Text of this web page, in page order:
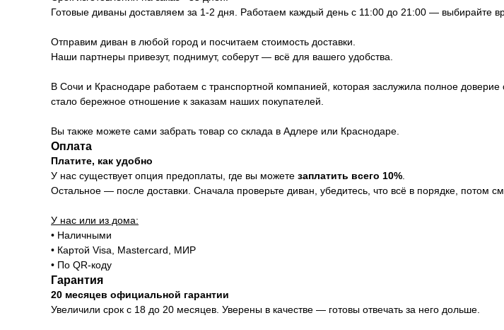
Готовые диваны доставляем за 1-2 дня. Работаем каждый день с 11:00 до 21:00 — выбирайте
Отправим диван в любой город и посчитаем стоимость доставки.
Наши партнеры привезут, поднимут, соберут — всё для вашего удобства.
В Сочи и Краснодаре работаем с транспортной компанией, которая заслужила полное
стало бережное отношение к заказам наших покупателей.
Вы также можете сами забрать товар со склада в Адлере или Краснодаре.
Оплата
Платите, как удобно
У нас существует опция предоплаты, где вы можете заплатить всего 10%
Остальное — после доставки. Сначала проверьте диван, убедитесь, что всё в порядке, потом
У нас или из дома:
• Наличными
• Картой Visa, Mastercard, МИР
• По QR-коду
Гарантия
20 месяцев официальной гарантии
Увеличили срок с 18 до 20 месяцев. Уверены в качестве — готовы отвечать за него дольше.